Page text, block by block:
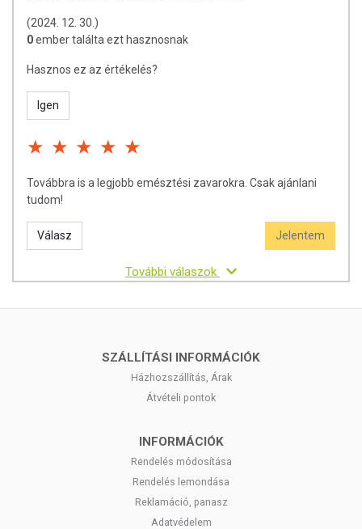
(2024. 12. 30.)
0ember találta ezt hasznosnak
Hasznos ez az értékelés?
Igen
Továbbra is a legjobb emésztési zavarokra. Csak ajánlani
tudom!
Válasz Jelentem
További válaszok
SZÁLLÍTÁSI INFORMÁCIÓK
Házhozszállítás, Árak
Átvételi pontok
INFORMÁCIÓK
Rendelés módosítása
Rendelés lemondása
Reklamáció, panasz
Adatvédelem